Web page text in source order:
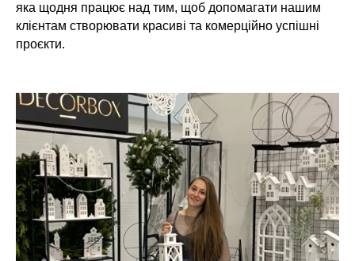
яка щодня працює над тим, щоб допомагати нашим
клієнтам створювати красиві та комерційно успішні
проєкти.